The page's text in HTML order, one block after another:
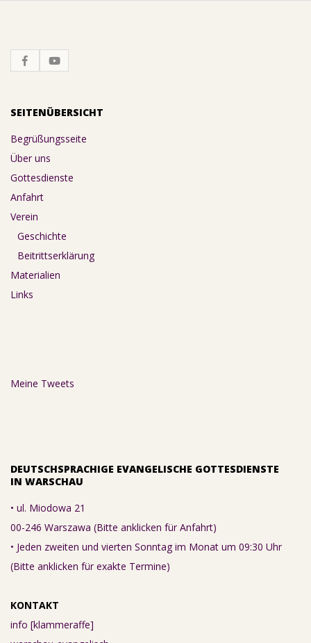
SEITENÜBERSICHT
Begrüßungsseite
Über uns
Gottesdienste
Anfahrt
Verein
Geschichte
Beitrittserklärung
Materialien
Links
Meine Tweets
DEUTSCHSPRACHIGE EVANGELISCHE GOTTESDIENSTE
IN WARSCHAU
• ul. Miodowa 21
00-246 Warszawa (Bitte anklicken für Anfahrt)
• Jeden zweiten und vierten Sonntag im Monat um 09:30 Uhr
(Bitte anklicken für exakte Termine)
KONTAKT
info [klammeraffe]